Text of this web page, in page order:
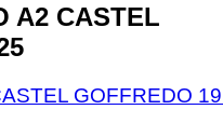
A2 CASTEL
GOFFREDO